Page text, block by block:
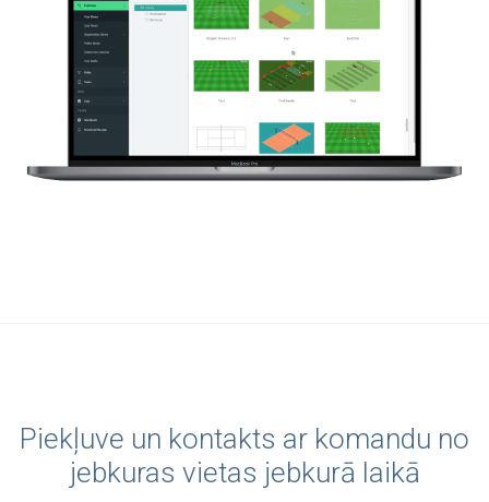
Piekļuve un kontakts ar komandu no
jebkuras vietas jebkurā laikā